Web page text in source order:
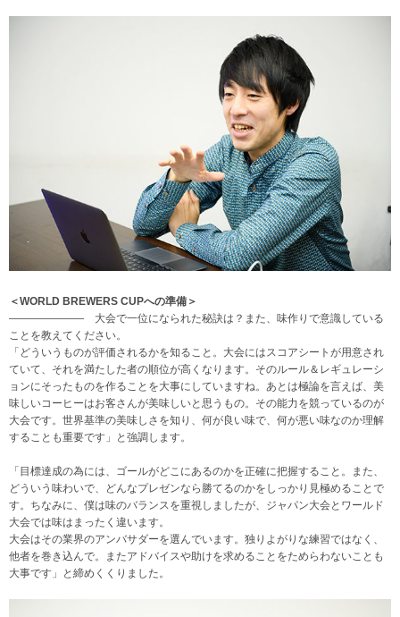
＜WORLD BREWERS CUPへの準備＞
——————— 大会で一位になられた秘訣は？また、味作りで意識している
ことを教えてください。
「どういうものが評価されるかを知ること。大会にはスコアシートが用意され
ていて、それを満たした者の順位が高くなります。そのルール＆レギュレーシ
ョンにそったものを作ることを大事にしていますね。あとは極論を言えば、美
味しいコーヒーはお客さんが美味しいと思うもの。その能力を競っているのが
大会です。世界基準の美味しさを知り、何が良い味で、何が悪い味なのか理解
することも重要です」と強調します。
「目標達成の為には、ゴールがどこにあるのかを正確に把握すること。また、
どういう味わいで、どんなプレゼンなら勝てるのかをしっかり見極めることで
す。ちなみに、僕は味のバランスを重視しましたが、ジャパン大会とワールド
大会では味はまったく違います。
大会はその業界のアンバサダーを選んでいます。独りよがりな練習ではなく、
他者を巻き込んで。またアドバイスや助けを求めることをためらわないことも
大事です」と締めくくりました。